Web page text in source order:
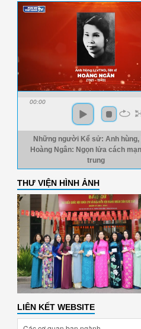
00:00
Những người Kể sử: Anh hùng,
Hoàng Ngân: Ngọn lửa cách
trung
THƯ VIỆN HÌNH ẢNH
LIÊN KẾT WEBSITE